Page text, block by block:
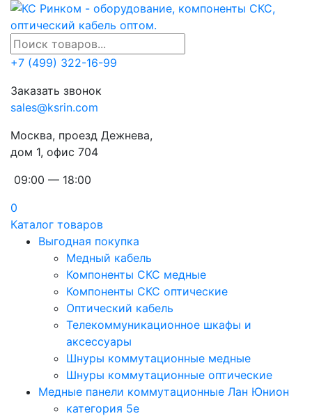
+7 (499) 322-16-99
Заказать звонок
sales@ksrin.com
Москва, проезд Дежнева,
дом 1, офис 704
09:00 — 18:00
0
Каталог товаров
Выгодная покупка
Медный кабель
Компоненты СКС медные
Компоненты СКС оптические
Оптический кабель
Телекоммуникационное шкафы и
аксессуары
Шнуры коммутационные медные
Шнуры коммутационные оптические
Медные панели коммутационные Лан Юнион
категория 5e